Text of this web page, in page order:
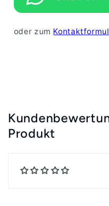
oder zum
Produkt